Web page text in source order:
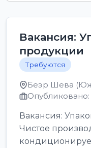
Вакансия:
продукции
Требуются
Беэр Шева
Опубликовано:
Вакансия:
Чистое